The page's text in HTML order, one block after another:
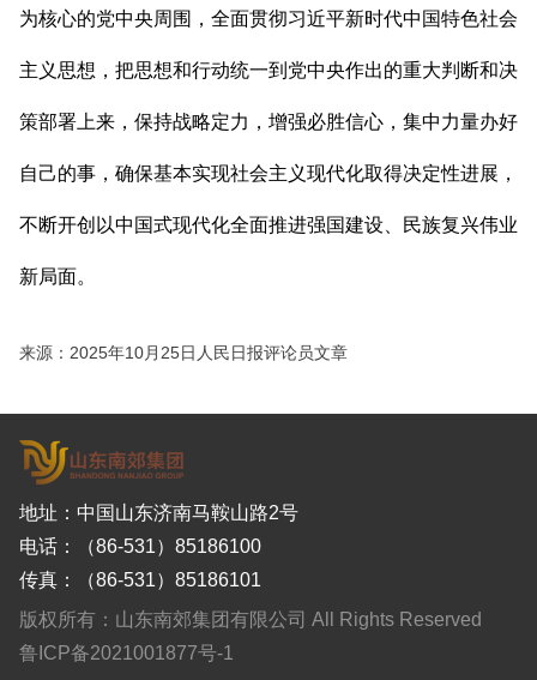
为核心的党中央周围，全面贯彻习近平新时代中国特色社会
主义思想，把思想和行动统一到党中央作出的重大判断和决
策部署上来，保持战略定力，增强必胜信心，集中力量办好
自己的事，确保基本实现社会主义现代化取得决定性进展，
不断开创以中国式现代化全面推进强国建设、民族复兴伟业
新局面。
来源：2025年10月25日人民日报评论员文章
地址：中国山东济南马鞍山路2号
电话：（86-531）85186100
传真：（86-531）85186101
版权所有：山东南郊集团有限公司 All Rights Reserved
鲁ICP备2021001877号-1